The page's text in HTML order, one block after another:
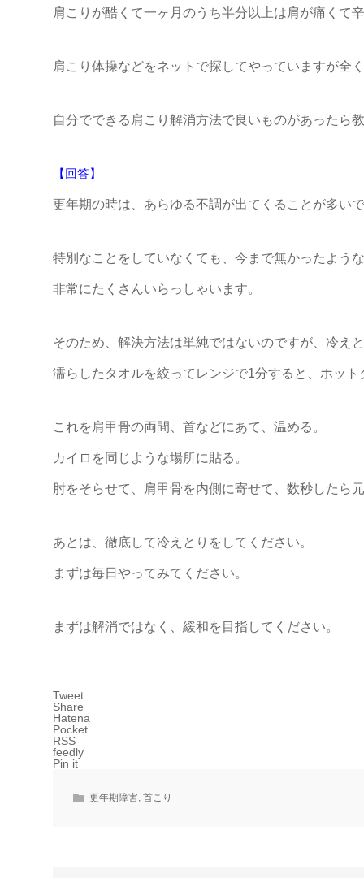
肩こりが酷くて一ヶ月のうち半分以上は肩が痛くて
肩こり体操などをネットで探してやっていますが全
自分でできる肩こり解消方法で良いものがあったら
【回答】
更年期の時は、あらゆる不調が出てくることが多い
特別なことをしていなくても、今まで無かったよう
非常にたくさんいらっしゃいます。
そのため、解決方法は単純ではないのですが、冷え
濡らしたタオルを絞ってレンジで1分すると、ホット
これを肩甲骨の両間、首などにあて、温める。
カイロを同じような場所に貼る。
肘をそらせて、肩甲骨を内側に寄せて、数秒したら
あとは、徹底して冷えとりをしてください。
まずは毎日やってみてください。
まずは解消ではなく、緩和を目指してください。
Tweet
Share
Hatena
Pocket
RSS
feedly
Pin it
更年期障害, 首こり